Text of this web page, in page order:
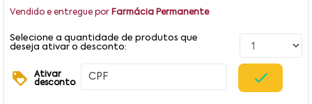
Vendido e entregue por Farmácia Permanente
Selecione a quantidade de produtos que
deseja ativar o desconto:
Ativar
desconto